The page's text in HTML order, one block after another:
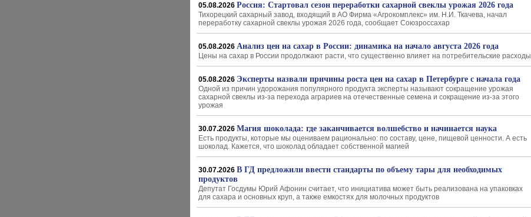
05.08.2026 Россия: Стартовал сезон переработки сахарной свеклы урожая 2026 года
Тихорецкий сахарный завод, входящий в АО Фирма «Агрокомплекс» им. Н.И. Ткачева, начал
переработку сахарной свеклы урожая 2026 года, сообщает Союзроссахар
05.08.2026 Анализ цен на сахар в России: динамика на начало августа 2026 года
Цены на сахар в России продолжают расти, что существенно влияет на потребительские расходы
05.08.2026 Эксперты назвали причины роста цен на сахар в Петербурге с начала года
Одной из причин удорожания популярного продукта эксперты называют сокращение урожая
сахарной свеклы из-за перехода аграриев на отечественные семена и сокращение из-за этого
урожая
30.07.2026 Магия шоколада: где заканчивается волшебство и начинается наука
Есть продукты, которые мы оцениваем рационально: по составу, цене, пищевой ценности. А есть
шоколад. Кажется, что шоколад обладает собственной магией
30.07.2026 В ГД предложили ввести стандарты по объему тары для необходимых
продуктов
Депутат Госдумы Юрий Афонин считает, что инициатива может быть реализована на упаковках
для сахара и основных круп, а также емкостях для молочных продуктов